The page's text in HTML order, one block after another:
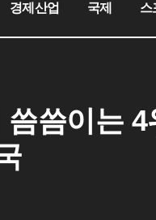
경제산업 국제 스
씀씀이는